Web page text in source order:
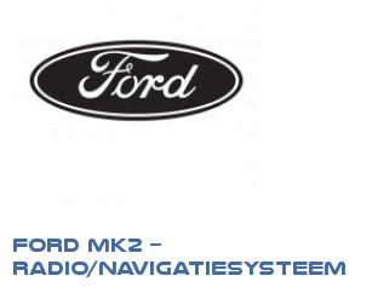
Ford MK2 –
Radio/Navigatiesysteem